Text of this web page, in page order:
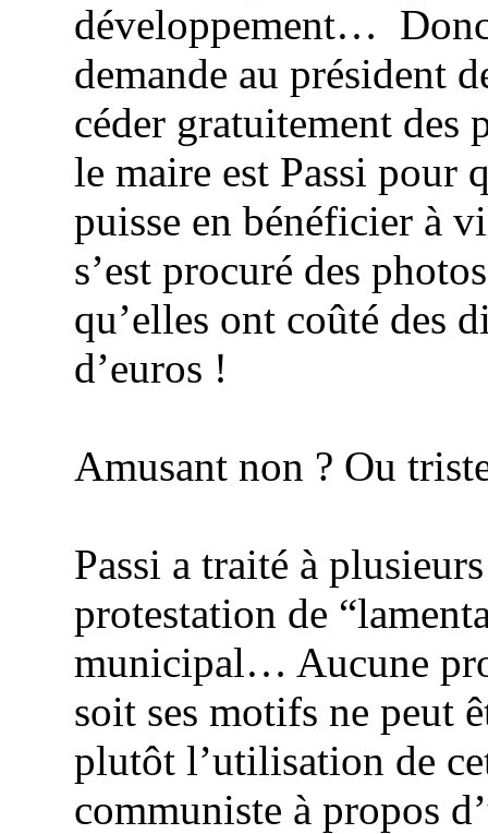
développement…
demande au président
céder gratuitement des
le maire est Passi pour
puisse en bénéficier à
s’est procuré des
qu’elles ont coûté des
d’euros !
Amusant non ? Ou
Passi a traité à
protestation de
municipal… Aucune
soit ses motifs ne peut
plutôt l’utilisation de
communiste à propos